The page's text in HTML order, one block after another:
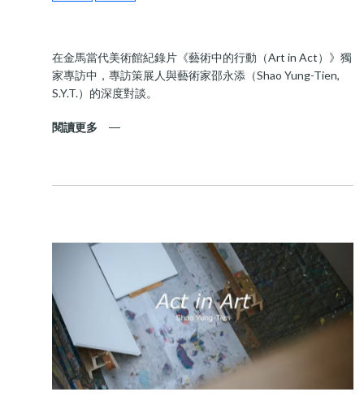
在金馬當代美術館紀錄片《藝術中的行動（Art in Act）》獨
家專訪中，專訪策展人與藝術家邵永添（Shao Yung-Tien,
S.Y.T.）的深度對談。
閱讀更多